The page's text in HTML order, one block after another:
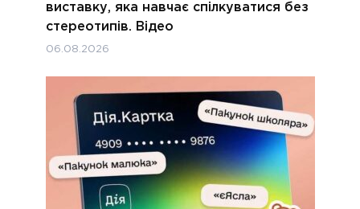
виставку, яка навчає спілкуватися без
стереотипів. Відео
06.08.2026